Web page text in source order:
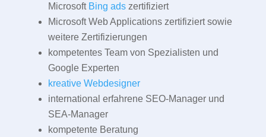
Microsoft Bing adszertifiziert
Microsoft Web Applications zertifiziert sowie
weitere Zertifizierungen
kompetentes Team von Spezialisten und
Google Experten
kreative Webdesigner
international erfahrene SEO-Manager und
SEA-Manager
kompetente Beratung